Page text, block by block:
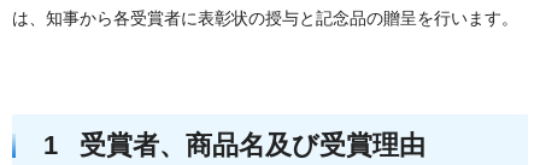
は、知事から各受賞者に表彰状の授与と記念品の贈呈を行います。
1 受賞者、商品名及び受賞理由